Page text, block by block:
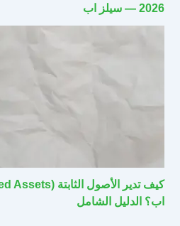
2026 — سيلز اب
اب؟ الدليل الشامل